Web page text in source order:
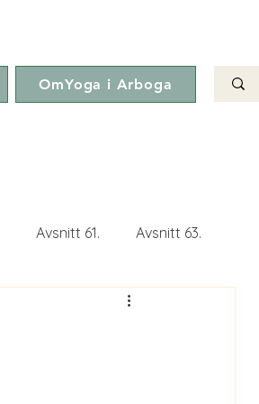
OmYoga i Arboga
Avsnitt 61. Avsnitt 63.